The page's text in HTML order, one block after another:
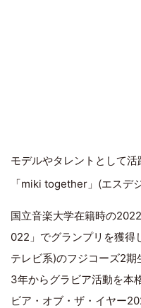
モデルやタレントとして活
「miki together」(エスデ
国立音楽大学在籍時の
022」でグランプリを獲得
テレビ系)のフジコーズ2
3年からグラビア活動を本
ビア・オブ・ザ・イヤー